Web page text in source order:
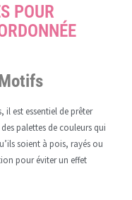
POUR
il est essentiel de prêter
palettes de couleurs qui
soient à pois, rayés ou
pour éviter un effet